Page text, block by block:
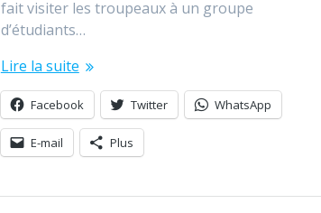
fait visiter les troupeaux à un groupe
d’étudiants…
Lire la suite
Facebook Twitter WhatsApp
E-mail Plus